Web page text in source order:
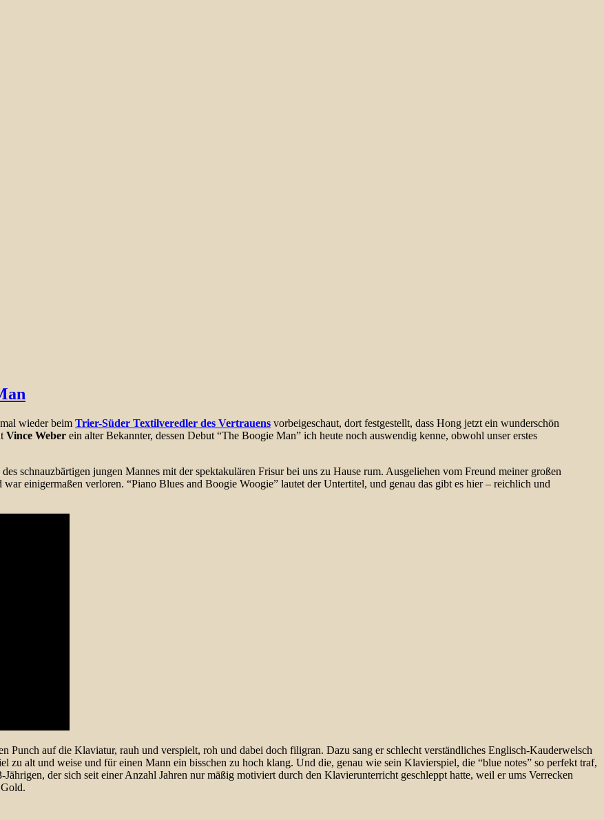
wieder beim Trier-Süder Textilveredler des Vertrauens vorbeigeschaut, dort festgestellt, dass Hong jetzt ein wunderschön
Vince Weber ein alter Bekannter, dessen Debut “The Boogie Man” ich heute noch auswendig kenne, obwohl unser erstes
schnauzbärtigen jungen Mannes mit der spektakulären Frisur bei uns zu Hause rum. Ausgeliehen vom Freund meiner großen
einigermaßen verloren. “Piano Blues and Boogie Woogie” lautet der Untertitel, und genau das gibt es hier – reichlich und
Punch auf die Klaviatur, rauh und verspielt, roh und dabei doch filigran. Dazu sang er schlecht verständliches Englisch-Kauderwelsch
zu alt und weise und für einen Mann ein bisschen zu hoch klang. Und die, genau wie sein Klavierspiel, die “blue notes” so perfekt traf,
der sich seit einer Anzahl Jahren nur mäßig motiviert durch den Klavierunterricht geschleppt hatte, weil er ums Verrecken